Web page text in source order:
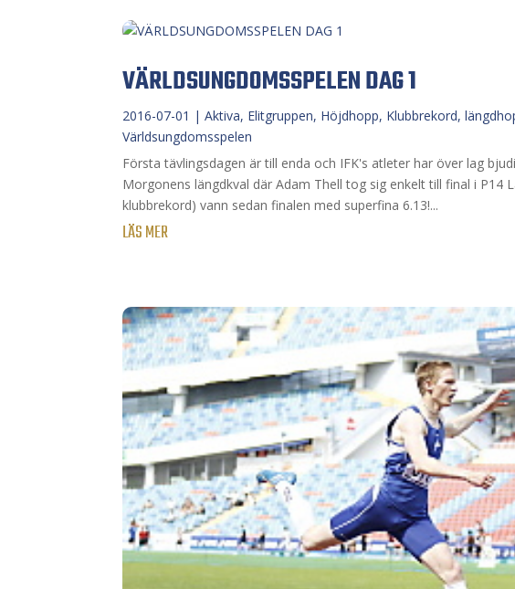
VÄRLDSUNGDOMSSPELEN DAG 1
2016-07-01 |Aktiva, Elitgruppen, Höjdhopp, Klubbrekord,
Världsungdomsspelen
Första tävlingsdagen är till enda och IFK's atleter har över lag
Morgonens längdkval där Adam Thell tog sig enkelt till final i P14
klubbrekord) vann sedan finalen med superfina 6.13!...
LÄS MER